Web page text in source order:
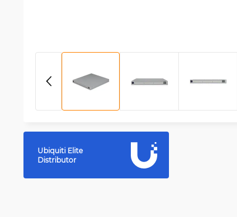
Ubiquiti Elite
Distributor